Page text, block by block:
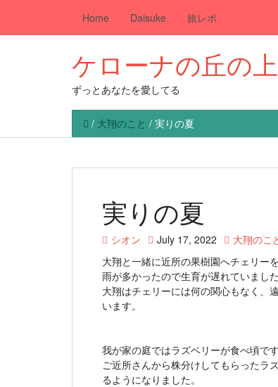
Home Daisuke 旅レポ
ケローナの丘の
ずっとあなたを愛してる
/ 大翔のこと / 実りの夏
実りの夏
シオン July 17, 2022 大翔のこ
大翔と一緒に近所の果樹園へチェリー
雨が多かったので生育が遅れていまし
大翔はチェリーには何の関心もなく、
います。
我が家の庭ではラズベリーが食べ頃です
ご近所さんから株分けしてもらったラ
るようになりました。